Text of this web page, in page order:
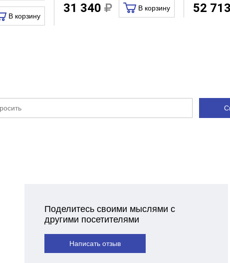
В корзину
31 340 В корзину 52 713
Поделитесь своими мыслями с
другими посетителями
Написать отзыв